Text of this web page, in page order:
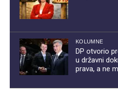
KOLUMNE
DP otvorio
u državni
prava, a ne